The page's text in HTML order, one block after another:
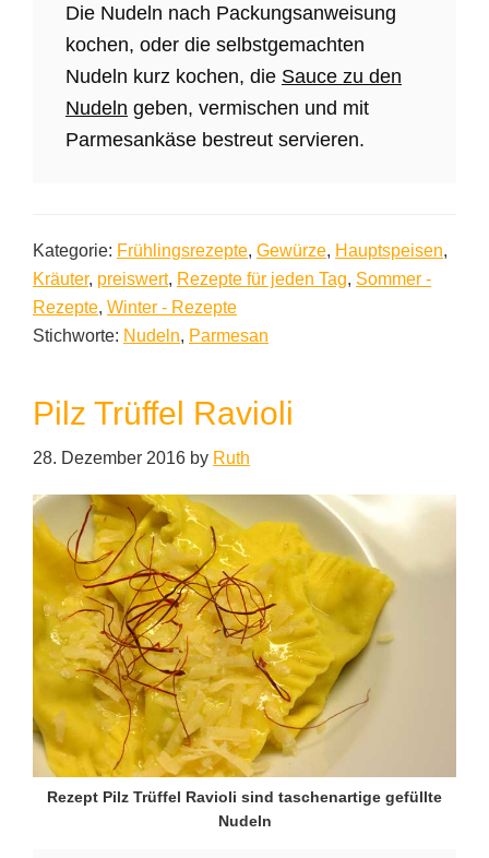
Die Nudeln nach Packungsanweisung
kochen, oder die selbstgemachten
Nudeln kurz kochen, die Sauce zu den
Nudeln geben, vermischen und mit
Parmesankäse bestreut servieren.
Kategorie: Frühlingsrezepte, Gewürze, Hauptspeisen,
Kräuter, preiswert, Rezepte für jeden Tag, Sommer -
Rezepte, Winter - Rezepte
Stichworte: Nudeln, Parmesan
Pilz Trüffel Ravioli
28. Dezember 2016 by Ruth
Rezept Pilz Trüffel Ravioli sind taschenartige gefüllte
Nudeln